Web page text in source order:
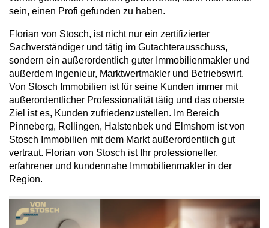
sein, einen Profi gefunden zu haben.
Florian von Stosch, ist nicht nur ein zertifizierter
Sachverständiger und tätig im Gutachterausschuss,
sondern ein außerordentlich guter Immobilienmakler und
außerdem Ingenieur, Marktwertmakler und Betriebswirt.
Von Stosch Immobilien ist für seine Kunden immer mit
außerordentlicher Professionalität tätig und das oberste
Ziel ist es, Kunden zufriedenzustellen. Im Bereich
Pinneberg, Rellingen, Halstenbek und Elmshorn ist von
Stosch Immobilien mit dem Markt außerordentlich gut
vertraut. Florian von Stosch ist Ihr professioneller,
erfahrener und kundennahe Immobilienmakler in der
Region.